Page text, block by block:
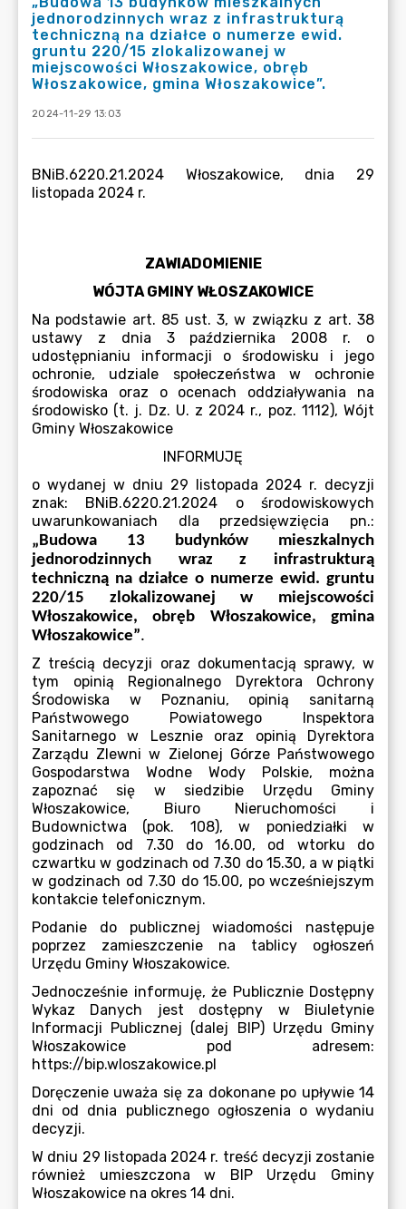
jednorodzinnych wraz z infrastrukturą
techniczną na działce o numerze ewid.
gruntu 220/15 zlokalizowanej w
miejscowości Włoszakowice, obręb
Włoszakowice, gmina Włoszakowice”.
2024-11-29 13:03